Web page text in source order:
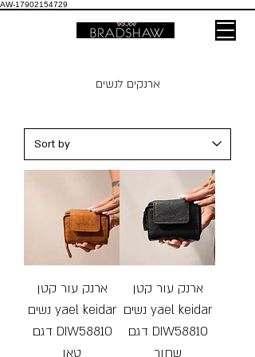
AW-17902154729
ארנקים לנשים
ארנק עור קטן
נשים yael keidar
דגם DIW58810
טאן
ארנק עור קטן
נשים yael keidar
דגם DIW58810
שחור